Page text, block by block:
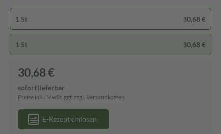
1 St 30,68 €
1 St 30,68 €
30,68 €
sofort lieferbar
Preise inkl. MwSt. ggf. zzgl. Versandkosten
E-Rezept einlösen